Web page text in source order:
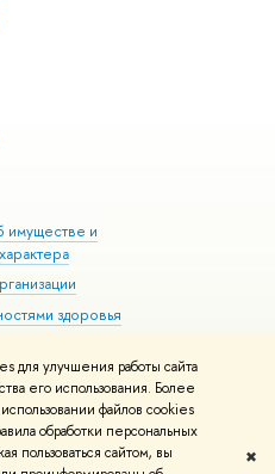
для улучшения работы сайта
его использования. Более
файлов cookies
обработки персональных
пользоваться сайтом, вы
✖
имуществе и
здоровья